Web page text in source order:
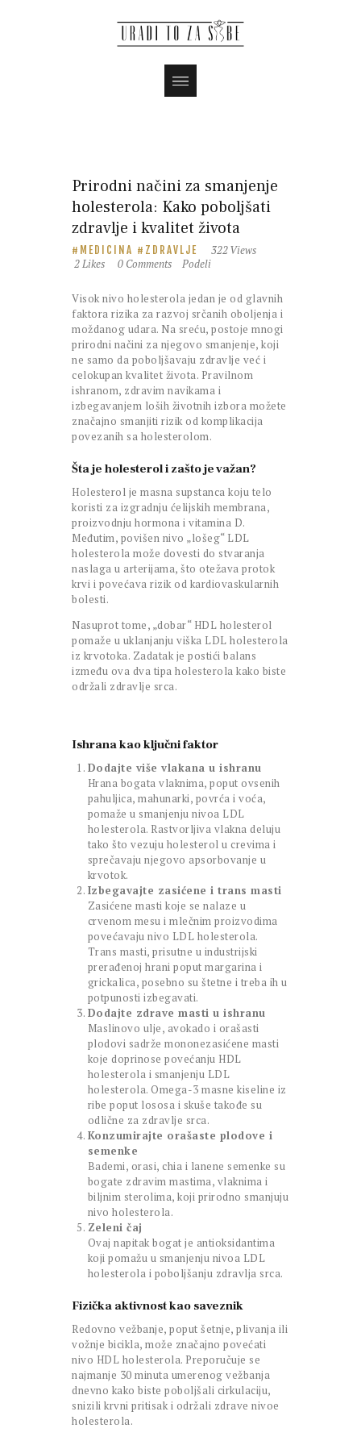
Prirodni načini za smanjenje
holesterola: Kako poboljšati
zdravlje i kvalitet života
MEDICINA ZDRAVLJE 322Views
2Likes 0 Comments Podeli
Visok nivo holesterola jedan je od glavnih
faktora rizika za razvoj srčanih oboljenja i
moždanog udara. Na sreću, postoje mnogi
prirodni načini za njegovo smanjenje, koji
ne samo da poboljšavaju zdravlje već i
celokupan kvalitet života. Pravilnom
ishranom, zdravim navikama i
izbegavanjem loših životnih izbora možete
značajno smanjiti rizik od komplikacija
povezanih sa holesterolom.
Šta je holesterol i zašto je važan?
Holesterol je masna supstanca koju telo
koristi za izgradnju ćelijskih membrana,
proizvodnju hormona i vitamina D.
Međutim, povišen nivo „lošeg“ LDL
holesterola može dovesti do stvaranja
naslaga u arterijama, što otežava protok
krvi i povećava rizik od kardiovaskularnih
bolesti.
Nasuprot tome, „dobar“ HDL holesterol
pomaže u uklanjanju viška LDL holesterola
iz krvotoka. Zadatak je postići balans
između ova dva tipa holesterola kako biste
održali zdravlje srca.
Ishrana kao ključni faktor
Dodajte više vlakana u ishranu
Hrana bogata vlaknima, poput ovsenih
pahuljica, mahunarki, povrća i voća,
pomaže u smanjenju nivoa LDL
holesterola. Rastvorljiva vlakna deluju
tako što vezuju holesterol u crevima i
sprečavaju njegovo apsorbovanje u
krvotok.
Izbegavajte zasićene i trans masti
Zasićene masti koje se nalaze u
crvenom mesu i mlečnim proizvodima
povećavaju nivo LDL holesterola.
Trans masti, prisutne u industrijski
prerađenoj hrani poput margarina i
grickalica, posebno su štetne i treba ih u
potpunosti izbegavati.
Dodajte zdrave masti u ishranu
Maslinovo ulje, avokado i orašasti
plodovi sadrže mononezasićene masti
koje doprinose povećanju HDL
holesterola i smanjenju LDL
holesterola. Omega-3 masne kiseline iz
ribe poput lososa i skuše takođe su
odlične za zdravlje srca.
Konzumirajte orašaste plodove i
semenke
Bademi, orasi, chia i lanene semenke su
bogate zdravim mastima, vlaknima i
biljnim sterolima, koji prirodno smanjuju
nivo holesterola.
Zeleni čaj
Ovaj napitak bogat je antioksidantima
koji pomažu u smanjenju nivoa LDL
holesterola i poboljšanju zdravlja srca.
Fizička aktivnost kao saveznik
Redovno vežbanje, poput šetnje, plivanja ili
vožnje bicikla, može značajno povećati
nivo HDL holesterola. Preporučuje se
najmanje 30 minuta umerenog vežbanja
dnevno kako biste poboljšali cirkulaciju,
snizili krvni pritisak i održali zdrave nivoe
holesterola.